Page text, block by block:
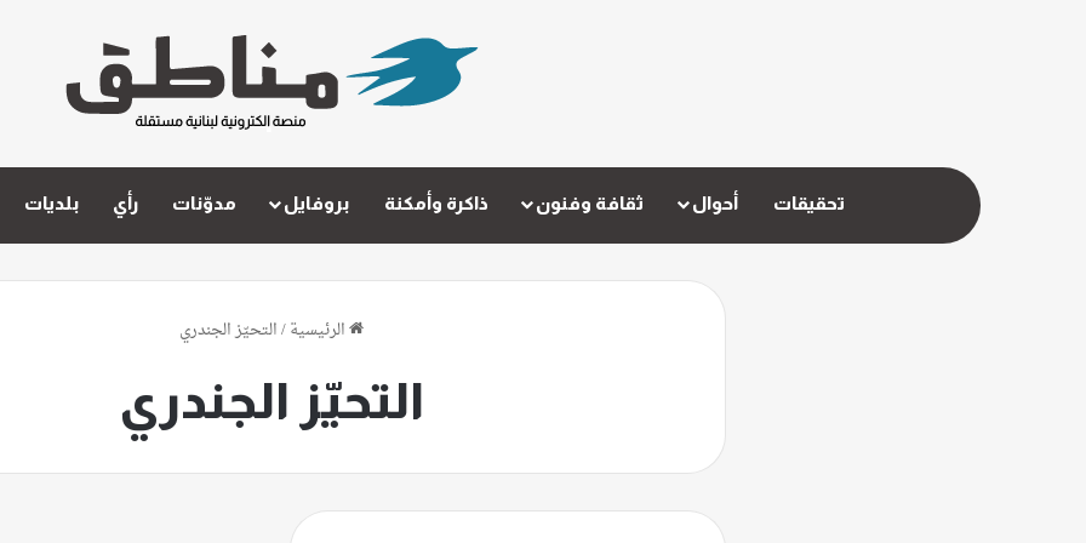
تحقيقات أحوال ثقافة وفنون ذاكرة وأمكنة بروفايل مدوّنات رأي بلديات
الرئيسية/التحيّز الجندري
التحيّز الجندري